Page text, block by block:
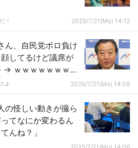
！ 2025/7/21(Mo) 14:12
ん、自民党ボロ負け
してるけど議席が
→ ｗｗｗｗｗｗｗｗ
ｗｗｗ
♪ 2025/7/21(Mo) 14:08
の怪しい動きが撮ら
てなにか変わるん
んね？」